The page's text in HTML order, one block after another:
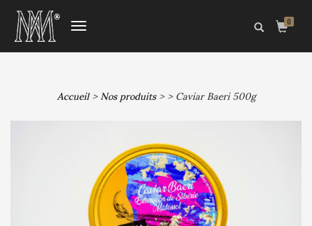
DÉPLIER
0
Accueil>Nos produits>> Caviar Baeri 500g